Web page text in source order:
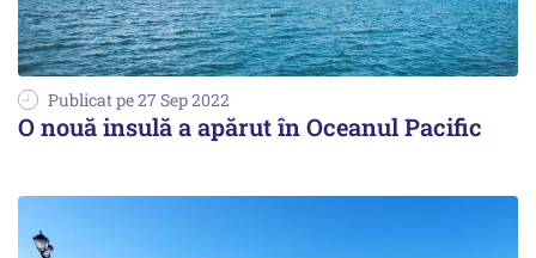
Publicat pe 27 Sep 2022
O nouă insulă a apărut în Oceanul Pacific